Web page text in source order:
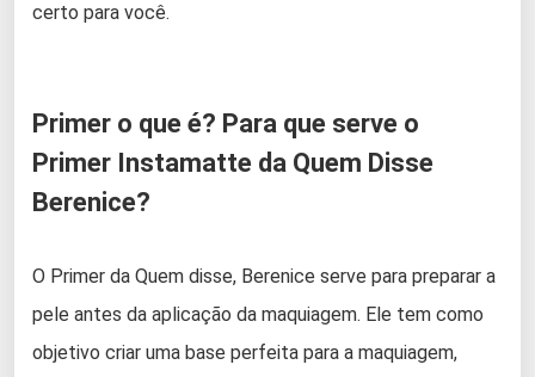
certo para você.
Primer o que é? Para que serve o
Primer Instamatte da Quem Disse
Berenice?
O Primer da Quem disse, Berenice serve para preparar a
pele antes da aplicação da maquiagem. Ele tem como
objetivo criar uma base perfeita para a maquiagem,